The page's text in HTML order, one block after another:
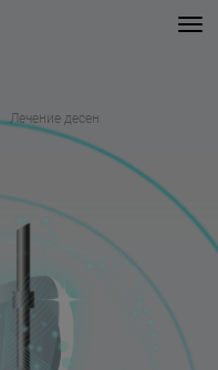
Лечение десен